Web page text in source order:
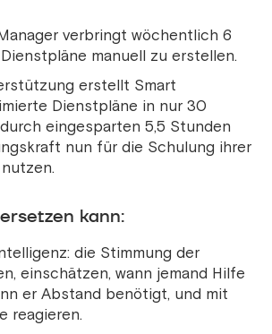
verbringt wöchentlich 6
manuell zu erstellen.
erstellt Smart
Dienstpläne in nur 30
eingesparten 5,5 Stunden
nun für die Schulung ihrer
kann:
die Stimmung der
einschätzen, wann jemand Hilfe
er Abstand benötigt, und mit
reagieren.